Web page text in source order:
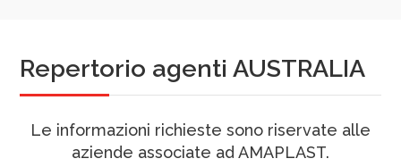
Repertorio agenti AUSTRALIA
Le informazioni richieste sono riservate alle
aziende associate ad AMAPLAST.